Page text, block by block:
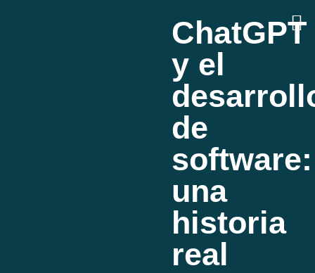
ChatGPT
y el
de
software:
una
historia
real